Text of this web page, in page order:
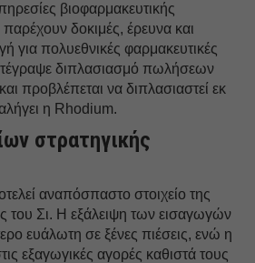
βιοφαρμακευτικής
δοκιμές, έρευνα και
για πολυεθνικές φαρμακευτικές
διπλασιασμό πωλήσεων
προβλέπεται να διπλασιαστεί εκ
η Rhodium.
στρατηγικής
αναπόσπαστο στοιχείο της
του Σι. Η εξάλειψη των εισαγωγών
ευάλωτη σε ξένες πιέσεις, ενώ η
εξαγωγικές αγορές καθιστά τους